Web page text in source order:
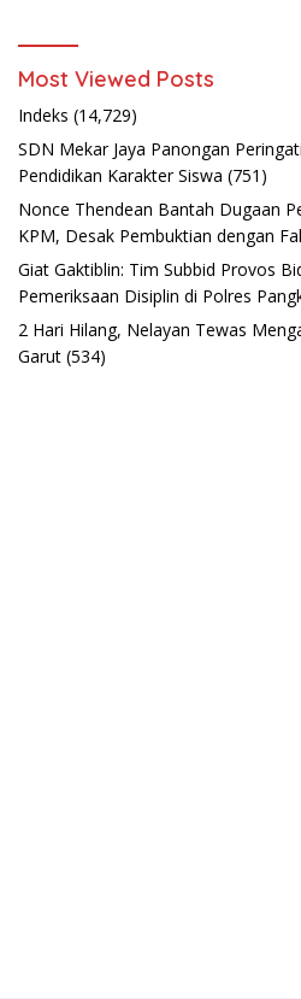
Most Viewed Posts
Indeks (14,729)
SDN Mekar Jaya Panongan
Pendidikan Karakter Siswa (751)
Nonce Thendean Bantah Dugaan
KPM, Desak Pembuktian dengan
Giat Gaktiblin: Tim Subbid Provos
Pemeriksaan Disiplin di Polres
2 Hari Hilang, Nelayan Tewas
Garut (534)